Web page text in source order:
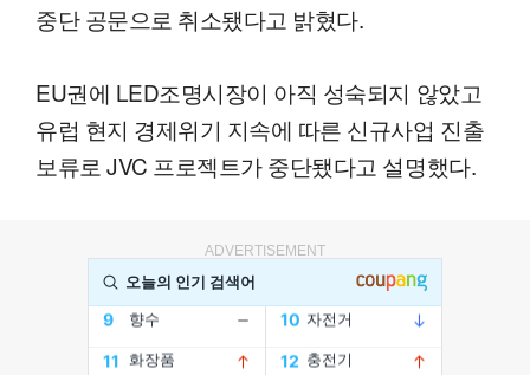
중단 공문으로 취소됐다고 밝혔다.
EU권에 LED조명시장이 아직 성숙되지 않았고
유럽 현지 경제위기 지속에 따른 신규사업 진출
보류로 JVC 프로젝트가 중단됐다고 설명했다.
ADVERTISEMENT